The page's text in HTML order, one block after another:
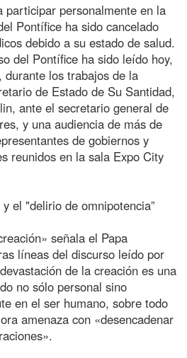
participar personalmente en la
Pontífice ha sido cancelado
debido a su estado de salud.
del Pontífice ha sido leído hoy,
durante los trabajos de la
de Estado de Su Santidad,
ante el secretario general de
y una audiencia de más de
de gobiernos y
reunidos en la sala Expo City
el "delirio de omnipotencia”
señala el Papa
líneas del discurso leído por
de la creación es una
no sólo personal sino
en el ser humano, sobre todo
amenaza con «desencadenar